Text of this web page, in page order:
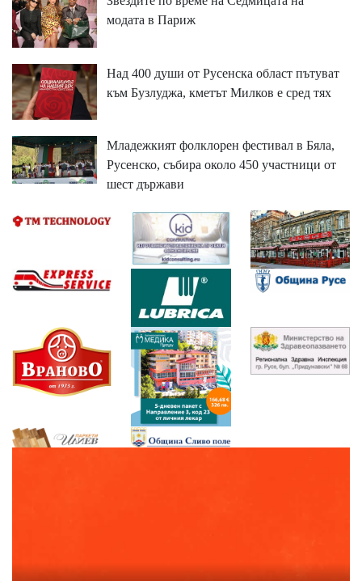
модата в Париж
Над 400 души от Русенска област пътуват
към Бузлуджа, кметът Милков е сред тях
Младежкият фолклорен фестивал в Бяла,
Русенско, събира около 450 участници от
шест държави